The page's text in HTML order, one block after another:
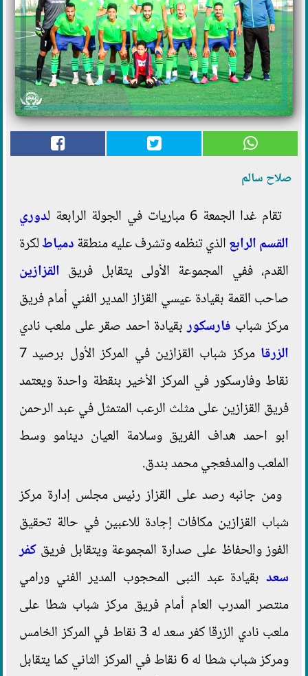
صلاح سالم
تقام غدا الجمعة 6 مباريات في الجولة الرابعة ل
دوري
القسم الرابعالذي تنظمه وتشرف عليه منطقةدمياطلكرة
القدم، ففي المجموعة الأولى يتقابل فريق القزازين
صاحب القمة بقيادة عيسي القزاز المدير الفني أمام فريق
مركز شباب فارسكوربقيادة احمد صقر على ملعب نادي
الزرقا
مركز شباب القزازين في المركز الأول برصيد 7
نقاط وفارسكور في المركز الأخير بنقطة واحدة ويعتمد
فريق القزازين على مثلث الرعب المتمثل في عبد الرحمن
ابو احمد هداف الفريق وسلامة العيان دينامو وسط
الملعب والمدفعجي محمد بندق.
ومن جانبه رصد على القزاز رئيس مجلس إدارة مركز
شباب القزازين مكافات إجادة للاعبين في حالة تحقيق
الفوز والحفاظ على صدارة المجموعة ويتقابل فريق كفر
سعد بقيادة عبد النبى المحجوب المدير الفني ورامي
منتصر المدرب العام أمام فريق مركز شباب شطا على
ملعب نادي الزرقا كفر سعد له 3 نقاط في المركز الخامس
ومركز شباب شطا له 6 نقاط في المركز الثاني كما يتقابل